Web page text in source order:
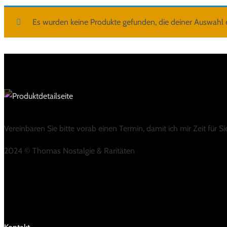
Es wurden keine Produkte gefunden, die deiner Auswahl
Vereinbaren Sie bitte vorab einen Termin, damit ich mir Zeit für
2024 © Thomas Nostalgie & Raritäten